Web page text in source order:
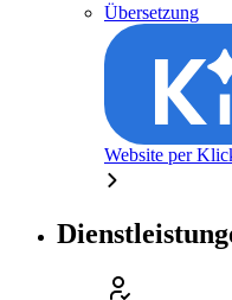
Übersetzung
Website per